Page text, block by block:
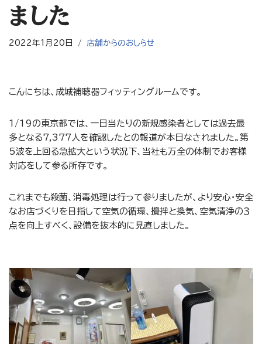
ました
2022年1月20日 店舗からのおしらせ
こんにちは、成城補聴器フィッティングルームです。
1/19の東京都では、一日当たりの新規感染者としては過去最
多となる7,377人を確認したとの報道が本日なされました。第
5波を上回る急拡大という状況下、当社も万全の体制でお客様
対応をして参る所存です。
これまでも殺菌、消毒処理は行って参りましたが、より安心・安全
なお店づくりを目指して空気の循環、攪拌と換気、空気清浄の３
点を向上すべく、設備を抜本的に見直しました。